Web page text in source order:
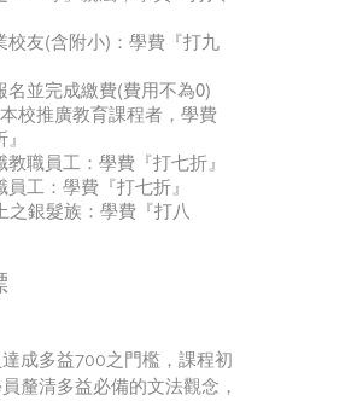
校友(含附小)：學費『打九
名並完成繳費(費用不為0)
校推廣教育課程者，學費
教職員工：學費『打七折』
員工：學費『打七折』
之銀髮族：學費『打八
成多益700之門檻，課程初
釐清多益必備的文法觀念，